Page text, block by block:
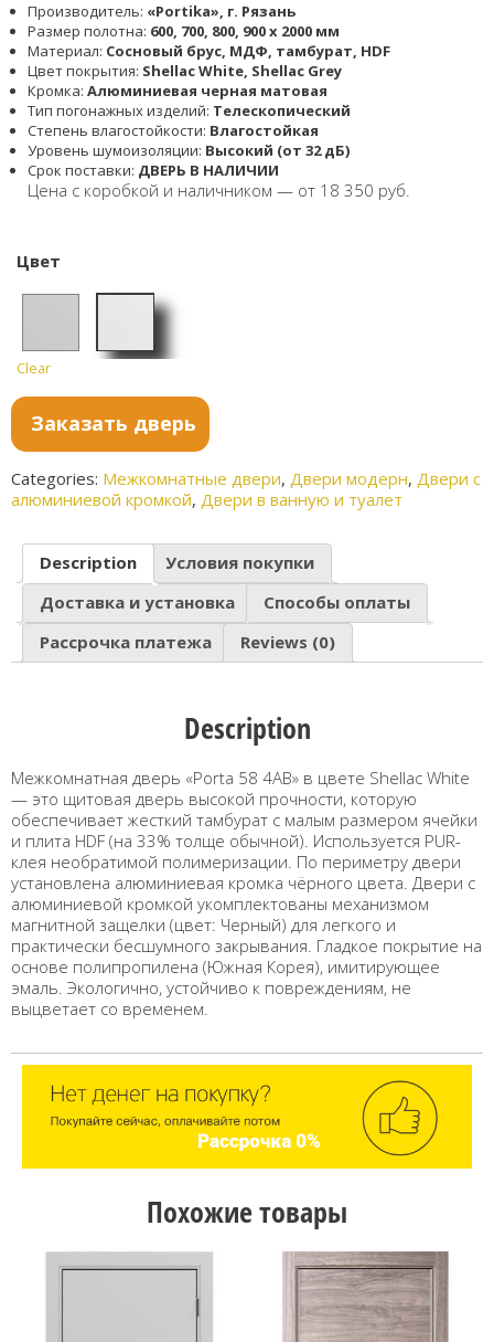
Производитель: «Portika», г. Рязань
Размер полотна: 600, 700, 800, 900 x 2000 мм
Материал: Cосновый брус, МДФ, тамбурат, HDF
Цвет покрытия: Shellac White, Shellac Grey
Кромка: Алюминиевая черная матовая
Тип погонажных изделий: Телескопический
Степень влагостойкости: Влагостойкая
Уровень шумоизоляции: Высокий (от 32 дБ)
Срок поставки: ДВЕРЬ В НАЛИЧИИ
Цена с коробкой и наличником — от 18 350 руб.
Цвет
Shellac
Clear
Заказать дверь
Categories: Межкомнатные двери, Двери модерн, Двери с
алюминиевой кромкой, Двери в ванную и туалет
Description
Условия покупки
Доставка и установка
Способы оплаты
Рассрочка платежа
Reviews (0)
Description
Межкомнатная дверь «Porta 58 4AB» в цвете Shellac White
— это щитовая дверь высокой прочности, которую
обеспечивает жесткий тамбурат с малым размером ячейки
и плита HDF (на 33% толще обычной). Используется PUR-
клея необратимой полимеризации. По периметру двери
установлена алюминиевая кромка чёрного цвета. Двери с
алюминиевой кромкой укомплектованы механизмом
магнитной защелки (цвет: Черный) для легкого и
практически бесшумного закрывания. Гладкое покрытие на
основе полипропилена (Южная Корея), имитирующее
эмаль. Экологично, устойчиво к повреждениям, не
выцветает со временем.
Похожие товары